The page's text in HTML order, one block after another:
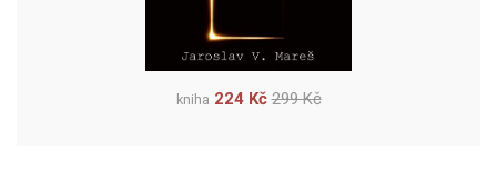
kniha 224 Kč 299 Kč